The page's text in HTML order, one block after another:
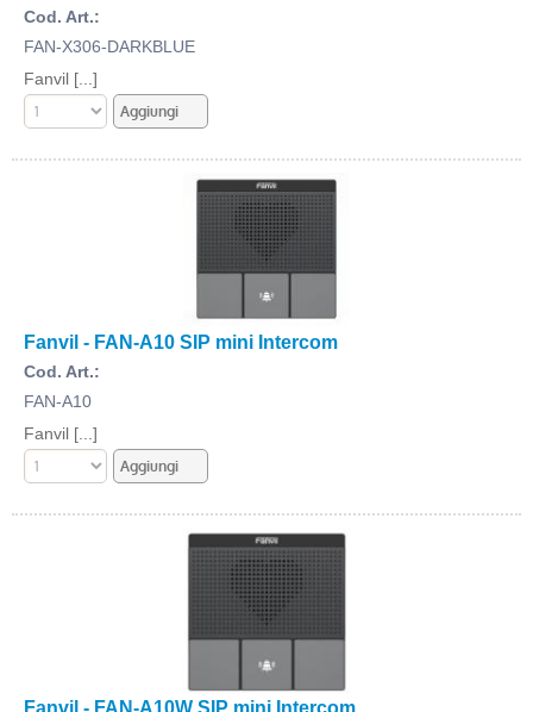
Cod. Art.:
FAN-X306-DARKBLUE
Fanvil [...]
Fanvil - FAN-A10 SIP mini Intercom
Cod. Art.:
FAN-A10
Fanvil [...]
Fanvil - FAN-A10W SIP mini Intercom